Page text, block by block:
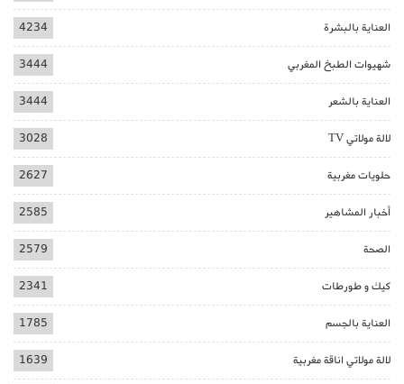
العناية بالبشرة 4234
شهيوات الطبخ المغربي 3444
العناية بالشعر 3444
لالة مولاتي TV 3028
حلويات مغربية 2627
أخبار المشاهير 2585
الصحة 2579
كيك و طورطات 2341
العناية بالجسم 1785
لالة مولاتي اناقة مغربية 1639